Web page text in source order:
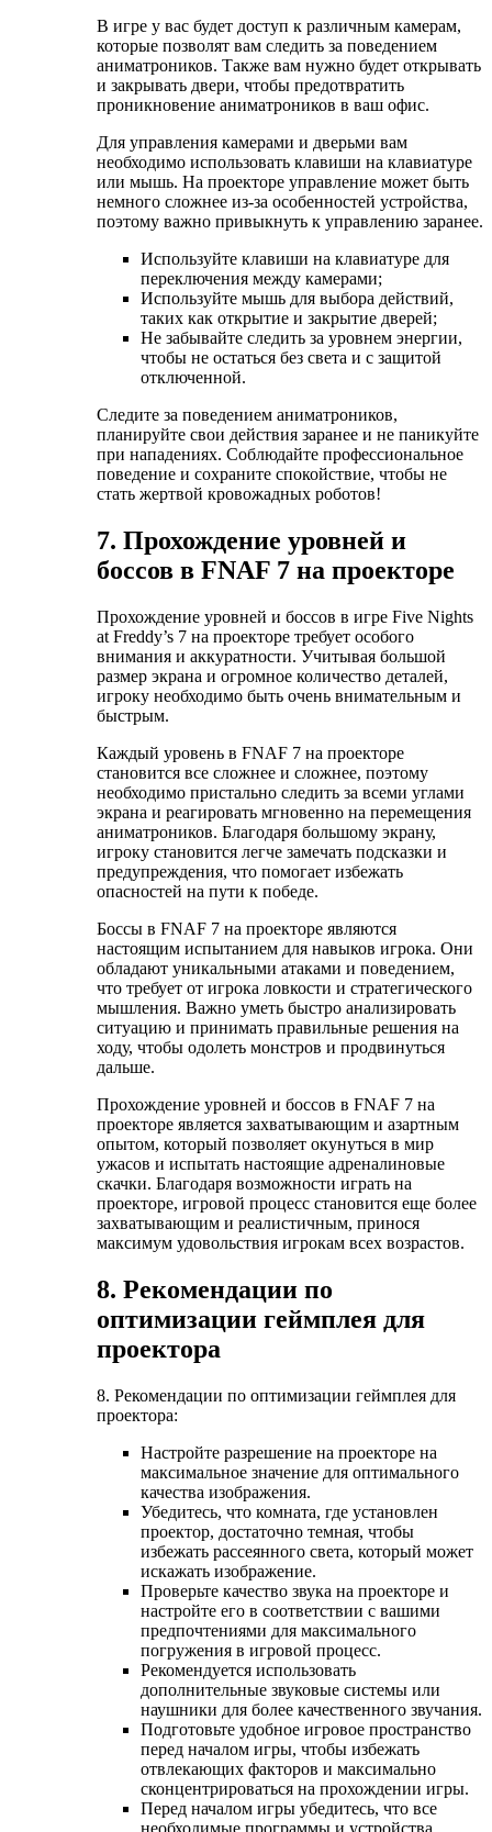
В игре у вас будет доступ к различным камерам,
которые позволят вам следить за поведением
аниматроников. Также вам нужно будет открывать
и закрывать двери, чтобы предотвратить
проникновение аниматроников в ваш офис.
Для управления камерами и дверьми вам
необходимо использовать клавиши на клавиатуре
или мышь. На проекторе управление может быть
немного сложнее из-за особенностей устройства,
поэтому важно привыкнуть к управлению заранее.
Используйте клавиши на клавиатуре для
переключения между камерами;
Используйте мышь для выбора действий,
таких как открытие и закрытие дверей;
Не забывайте следить за уровнем энергии,
чтобы не остаться без света и с защитой
отключенной.
Следите за поведением аниматроников,
планируйте свои действия заранее и не паникуйте
при нападениях. Соблюдайте профессиональное
поведение и сохраните спокойствие, чтобы не
стать жертвой кровожадных роботов!
7. Прохождение уровней и
боссов в FNAF 7 на проекторе
Прохождение уровней и боссов в игре Five Nights
at Freddy’s 7 на проекторе требует особого
внимания и аккуратности. Учитывая большой
размер экрана и огромное количество деталей,
игроку необходимо быть очень внимательным и
быстрым.
Каждый уровень в FNAF 7 на проекторе
становится все сложнее и сложнее, поэтому
необходимо пристально следить за всеми углами
экрана и реагировать мгновенно на перемещения
аниматроников. Благодаря большому экрану,
игроку становится легче замечать подсказки и
предупреждения, что помогает избежать
опасностей на пути к победе.
Боссы в FNAF 7 на проекторе являются
настоящим испытанием для навыков игрока. Они
обладают уникальными атаками и поведением,
что требует от игрока ловкости и стратегического
мышления. Важно уметь быстро анализировать
ситуацию и принимать правильные решения на
ходу, чтобы одолеть монстров и продвинуться
дальше.
Прохождение уровней и боссов в FNAF 7 на
проекторе является захватывающим и азартным
опытом, который позволяет окунуться в мир
ужасов и испытать настоящие адреналиновые
скачки. Благодаря возможности играть на
проекторе, игровой процесс становится еще более
захватывающим и реалистичным, принося
максимум удовольствия игрокам всех возрастов.
8. Рекомендации по
оптимизации геймплея для
проектора
8. Рекомендации по оптимизации геймплея для
проектора:
Настройте разрешение на проекторе на
максимальное значение для оптимального
качества изображения.
Убедитесь, что комната, где установлен
проектор, достаточно темная, чтобы
избежать рассеянного света, который может
искажать изображение.
Проверьте качество звука на проекторе и
настройте его в соответствии с вашими
предпочтениями для максимального
погружения в игровой процесс.
Рекомендуется использовать
дополнительные звуковые системы или
наушники для более качественного звучания.
Подготовьте удобное игровое пространство
перед началом игры, чтобы избежать
отвлекающих факторов и максимально
сконцентрироваться на прохождении игры.
Перед началом игры убедитесь, что все
необходимые программы и устройства